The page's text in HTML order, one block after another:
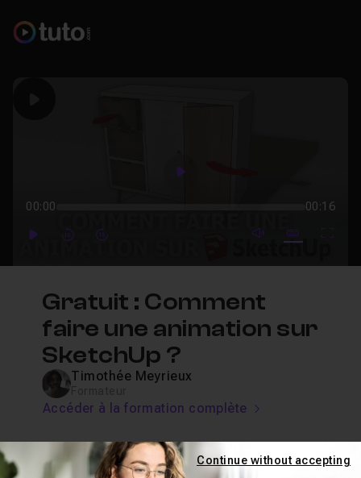
Play
00:00 00:16
PlayForwardForward mute video
Subtitles
Gratuit : Comment
faire une animation sur
SketchUp ?
Timothée Meyrieux
Accéder à la formation complète